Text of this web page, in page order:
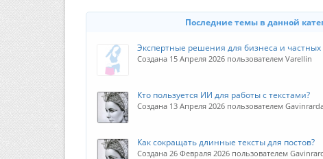
Последние темы в данной
Экспертные решения для бизнеса и частных
Создана 15 Апреля 2026 пользователем Varellin
Кто пользуется ИИ для работы с текстами?
Создана 13 Апреля 2026 пользователем
Как сокращать длинные тексты для постов?
Создана 26 Февраля 2026 пользователем